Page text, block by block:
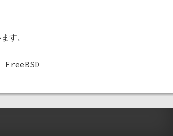
す。
FreeBSD